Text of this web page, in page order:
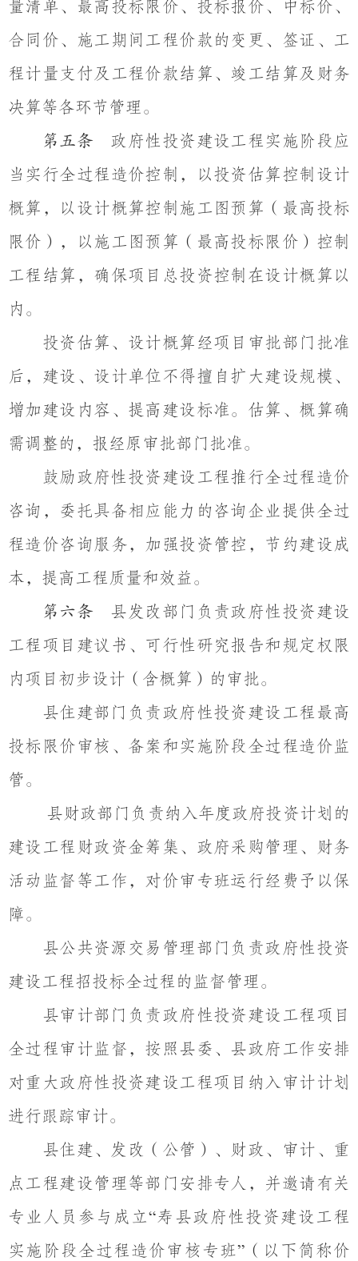
量清单、最高投标限价、投标报价、中标价、
合同价、施工期间工程价款的变更、签证、工
程计量支付及工程价款结算、竣工结算及财务
决算等各环节管理。
第五条 政府性投资建设工程实施阶段应
当实行全过程造价控制，以投资估算控制设计
概算，以设计概算控制施工图预算（最高投标
限价），以施工图预算（最高投标限价）控制
工程结算，确保项目总投资控制在设计概算以
内。
投资估算、设计概算经项目审批部门批准
后，建设、设计单位不得擅自扩大建设规模、
增加建设内容、提高建设标准。估算、概算确
需调整的，报经原审批部门批准。
鼓励政府性投资建设工程推行全过程造价
咨询，委托具备相应能力的咨询企业提供全过
程造价咨询服务，加强投资管控，节约建设成
本，提高工程质量和效益。
第六条 县发改部门负责政府性投资建设
工程项目建议书、可行性研究报告和规定权限
内项目初步设计（含概算）的审批。
县住建部门负责政府性投资建设工程最高
投标限价审核、备案和实施阶段全过程造价监
管。
县财政部门负责纳入年度政府投资计划的
建设工程财政资金筹集、政府采购管理、财务
活动监督等工作，对价审专班运行经费予以保
障。
县公共资源交易管理部门负责政府性投资
建设工程招投标全过程的监督管理。
县审计部门负责政府性投资建设工程项目
全过程审计监督，按照县委、县政府工作安排
对重大政府性投资建设工程项目纳入审计计划
进行跟踪审计。
县住建、发改（公管）、财政、审计、重
点工程建设管理等部门安排专人，并邀请有关
专业人员参与成立“寿县政府性投资建设工程
实施阶段全过程造价审核专班”（以下简称价